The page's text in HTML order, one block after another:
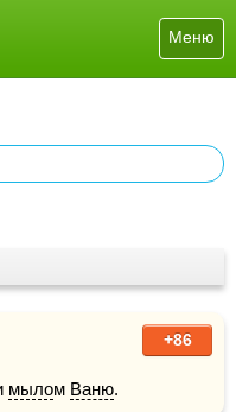
Меню
+86
мылом Ваню.